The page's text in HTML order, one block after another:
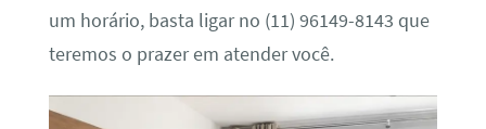
um horário, basta ligar no (11) 96149-8143 que
teremos o prazer em atender você.